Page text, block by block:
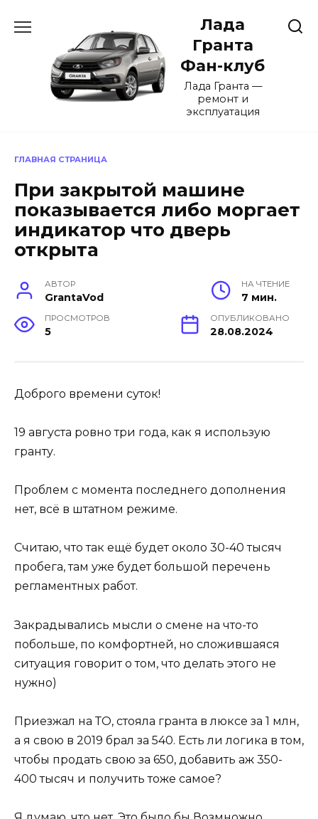
содержанию
Лада
Гранта
Фан-клуб
Лада Гранта —
ремонт и
эксплуатация
ГЛАВНАЯ СТРАНИЦА
При закрытой машине
показывается либо моргает
индикатор что дверь
открыта
АВТОР
GrantaVod
НА ЧТЕНИЕ
7 мин.
ПРОСМОТРОВ
5
ОПУБЛИКОВАНО
28.08.2024
Доброго времени суток!
19 августа ровно три года, как я использую
гранту.
Проблем с момента последнего дополнения
нет, всё в штатном режиме.
Считаю, что так ещё будет около 30-40 тысяч
пробега, там уже будет большой перечень
регламентных работ.
Закрадывались мысли о смене на что-то
побольше, по комфортней, но сложившаяся
ситуация говорит о том, что делать этого не
нужно)
Приезжал на ТО, стояла гранта в люксе за 1 млн,
а я свою в 2019 брал за 540. Есть ли логика в том,
чтобы продать свою за 650, добавить аж 350-
400 тысяч и получить тоже самое?